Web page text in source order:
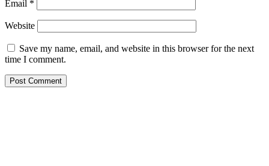
Email *
Website
Save my name, email, and website in this browser for the next
time I comment.